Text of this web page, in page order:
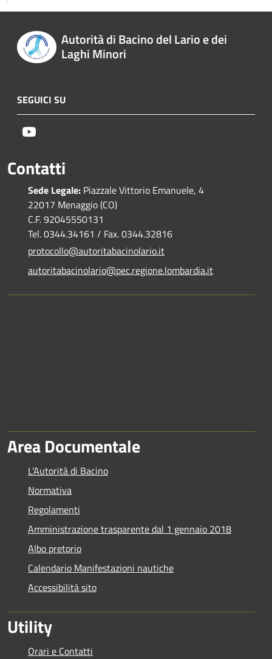
Autorità di Bacino del Lario e dei
Laghi Minori
SEGUICI SU
Contatti
Sede Legale: Piazzale Vittorio Emanuele, 4
22017 Menaggio (CO)
C.F. 92045550131
Tel. 0344.34161 / Fax. 0344.32816
protocollo@autoritabacinolario.it
autoritabacinolario@pec.regione.lombardia.it
Area Documentale
L'Autorità di Bacino
Normativa
Regolamenti
Amministrazione trasparente dal 1 gennaio 2018
Albo pretorio
Calendario Manifestazioni nautiche
Accessibilità sito
Utility
Orari e Contatti